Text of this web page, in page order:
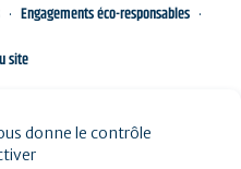
Engagements éco-responsables
site
donne le contrôle